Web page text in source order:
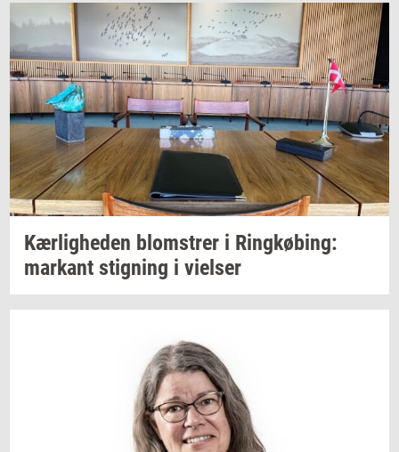
Kær­lig­he­den blom­strer i Ring­kø­bing:
mar­kant stig­ning i vi­el­ser